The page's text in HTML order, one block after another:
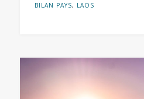
BILAN PAYS, LAOS